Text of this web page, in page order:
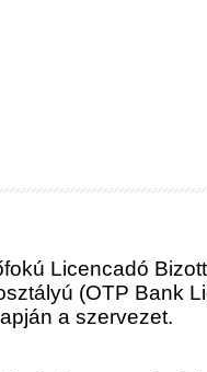
Licencadó
(OTP Bank
a szervezet.